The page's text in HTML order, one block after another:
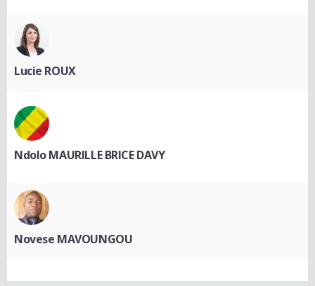
Lucie ROUX
Ndolo MAURILLE BRICE DAVY
Novese MAVOUNGOU